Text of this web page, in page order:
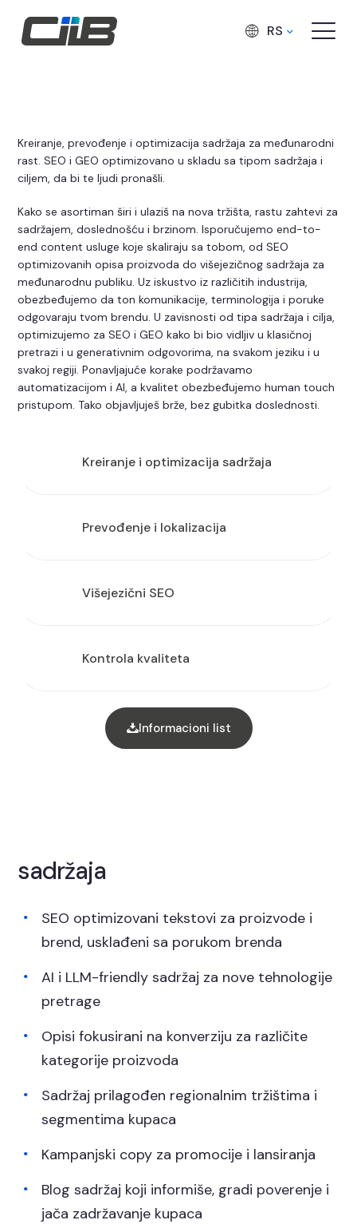
RS
Kreiranje, prevođenje i optimizacija sadržaja za međunarodni
rast. SEO i GEO optimizovano u skladu sa tipom sadržaja i
ciljem, da bi te ljudi pronašli.
Kako se asortiman širi i ulaziš na nova tržišta, rastu zahtevi za
sadržajem, doslednošću i brzinom. Isporučujemo end-to-
end content usluge koje skaliraju sa tobom, od SEO
optimizovanih opisa proizvoda do višejezičnog sadržaja za
međunarodnu publiku. Uz iskustvo iz različitih industrija,
obezbeđujemo da ton komunikacije, terminologija i poruke
odgovaraju tvom brendu. U zavisnosti od tipa sadržaja i cilja,
optimizujemo za SEO i GEO kako bi bio vidljiv u klasičnoj
pretrazi i u generativnim odgovorima, na svakom jeziku i u
svakoj regiji. Ponavljajuće korake podržavamo
automatizacijom i AI, a kvalitet obezbeđujemo human touch
pristupom. Tako objavljuješ brže, bez gubitka doslednosti.
Kreiranje i optimizacija sadržaja
Prevođenje i lokalizacija
Višejezični SEO
Kontrola kvaliteta
Informacioni list
sadržaja
SEO optimizovani tekstovi za proizvode i
brend, usklađeni sa porukom brenda
AI i LLM-friendly sadržaj za nove tehnologije
pretrage
Opisi fokusirani na konverziju za različite
kategorije proizvoda
Sadržaj prilagođen regionalnim tržištima i
segmentima kupaca
Kampanjski copy za promocije i lansiranja
Blog sadržaj koji informiše, gradi poverenje i
jača zadržavanje kupaca